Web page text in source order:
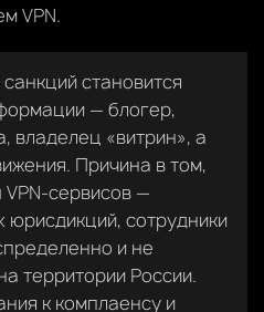
VPN.
становится
— блогер,
владелец «витрин», а
Причина в том,
сервисов —
юрисдикций, сотрудники
и не
территории России.
к комплаенсу и